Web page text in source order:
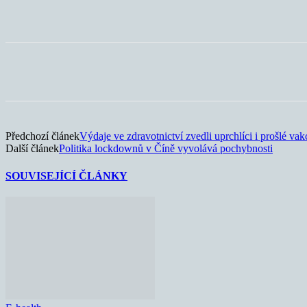
Předchozí článekVýdaje ve zdravotnictví zvedli uprchlíci i prošlé
Další článekPolitika lockdownů v Číně vyvolává pochybnosti
SOUVISEJÍCÍ ČLÁNKY